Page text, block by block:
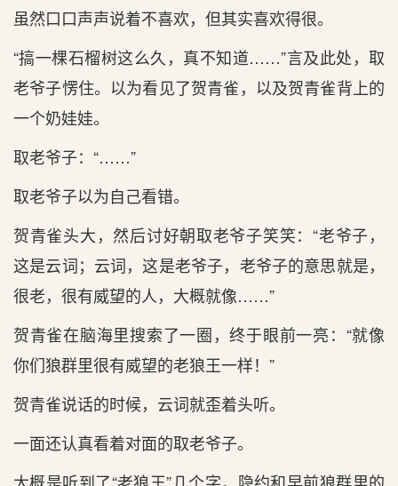
虽然口口声声说着不喜欢，但其实喜欢得很。
“搞一棵石榴树这么久，真不知道……”言及此处，取
老爷子愣住。以为看见了贺青雀，以及贺青雀背上的
一个奶娃娃。
取老爷子：“……”
取老爷子以为自己看错。
贺青雀头大，然后讨好朝取老爷子笑笑：“老爷子，
这是云词；云词，这是老爷子，老爷子的意思就是，
很老，很有威望的人，大概就像……”
贺青雀在脑海里搜索了一圈，终于眼前一亮：“就像
你们狼群里很有威望的老狼王一样！”
贺青雀说话的时候，云词就歪着头听。
一面还认真看着对面的取老爷子。